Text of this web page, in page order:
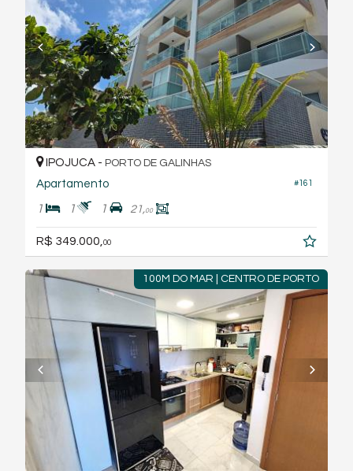
#161
IPOJUCA - PORTO DE GALINHAS
Apartamento
1 1 1 21,00
R$ 349.000, 00
100M DO MAR | CENTRO DE PORTO